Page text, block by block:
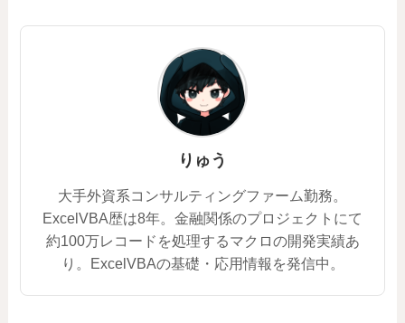
りゅう
大手外資系コンサルティングファーム勤務。
ExcelVBA歴は8年。金融関係のプロジェクトにて
約100万レコードを処理するマクロの開発実績あ
り。ExcelVBAの基礎・応用情報を発信中。